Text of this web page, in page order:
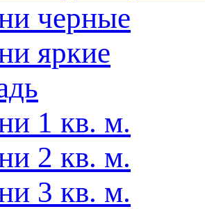
черные
яркие
1 кв. м.
2 кв. м.
3 кв. м.